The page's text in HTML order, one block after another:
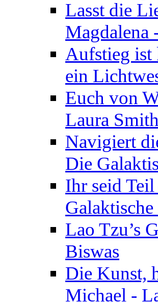
Lasst die
Magdalena
Aufstieg ist
ein
Euch von
Laura
Navigiert
Die
Ihr seid
Lao Tzu’s
Biswas
Die Kunst,
Michael -